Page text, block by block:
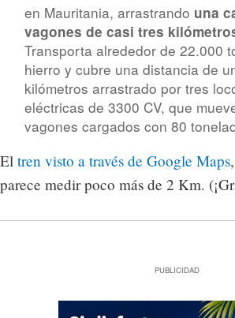
en Mauritania, arrastrando una
vagones de casi tres
Transporta alrededor de 22.000
hierro y cubre una distancia de
kilómetros arrastrado por tres
eléctricas de 3300 CV, que
vagones cargados con 80
El tren visto a través de Google Maps
parece medir poco más de 2 Km.
PUBLICIDAD